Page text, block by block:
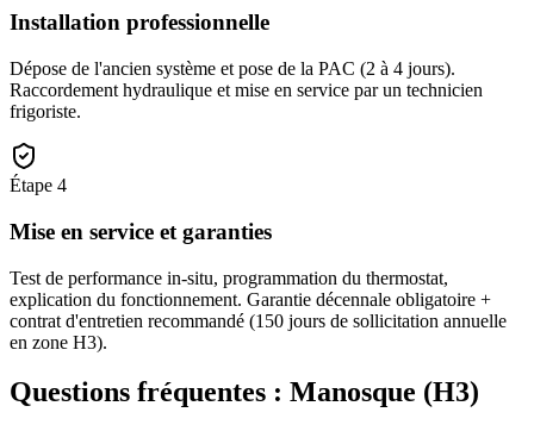
Installation professionnelle
Dépose de l'ancien système et pose de la PAC (2 à 4 jours).
Raccordement hydraulique et mise en service par un technicien
frigoriste.
Étape 4
Mise en service et garanties
Test de performance in-situ, programmation du thermostat,
explication du fonctionnement. Garantie décennale obligatoire +
contrat d'entretien recommandé (150 jours de sollicitation annuelle
en zone H3).
Questions fréquentes : Manosque (H3)